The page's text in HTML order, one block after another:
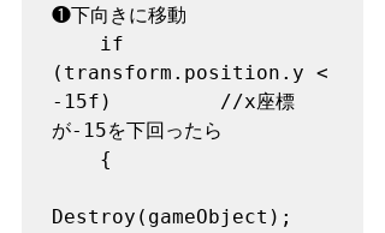
❶下向きに移動
(transform.position.y <
-15f)         //x座標
が-15を下回ったら
Destroy(gameObject);